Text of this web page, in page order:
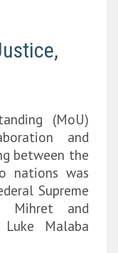
(MoU)
and
between the
nations was
Supreme
Mihret and
Malaba